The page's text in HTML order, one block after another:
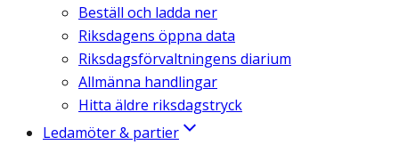
Beställ och ladda ner
Riksdagens öppna data
Riksdagsförvaltningens diarium
Allmänna handlingar
Hitta äldre riksdagstryck
Ledamöter & partier